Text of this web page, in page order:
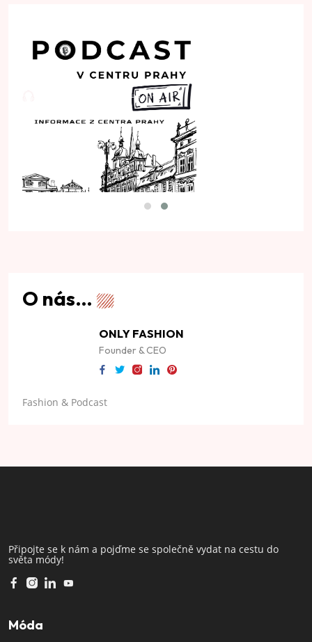
O nás…
ONLY FASHION
Founder & CEO
Fashion & Podcast
Připojte se k nám a pojďme se společně vydat na cestu do
světa módy!
Móda